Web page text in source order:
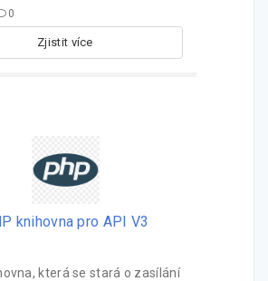
0
Zjistit více
knihovna pro API V3
která se stará o zasílání